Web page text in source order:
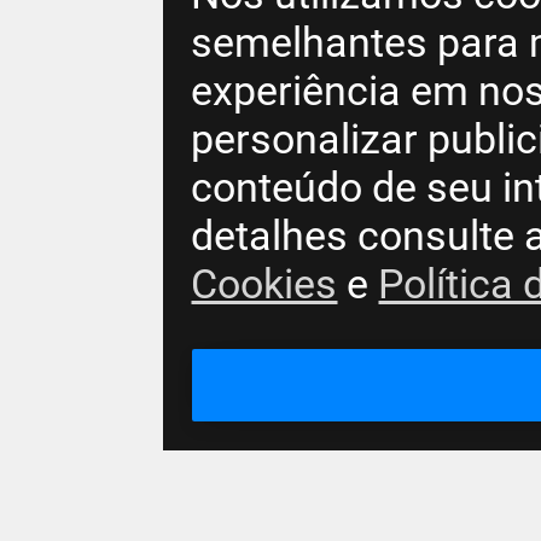
semelhantes para
experiência em
personalizar
conteúdo de seu
detalhes consulte
Cookies e Política